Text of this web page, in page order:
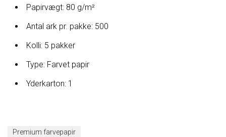
Papirvægt: 80 g/m²
Antal ark pr. pakke: 500
Kolli: 5 pakker
Type: Farvet papir
Yderkarton: 1
Premium farvepapir